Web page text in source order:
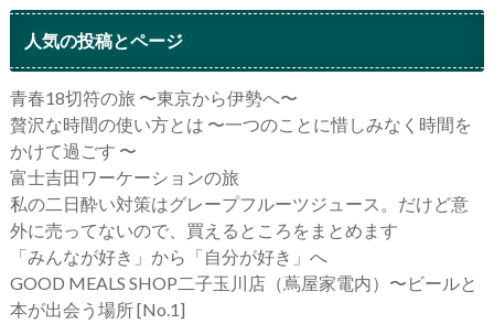
人気の投稿とページ
青春18切符の旅 〜東京から伊勢へ〜
贅沢な時間の使い方とは 〜一つのことに惜しみなく時間を
かけて過ごす 〜
富士吉田ワーケーションの旅
私の二日酔い対策はグレープフルーツジュース。だけど意
外に売ってないので、買えるところをまとめます
「みんなが好き」から「自分が好き」へ
GOOD MEALS SHOP二子玉川店（蔦屋家電内）〜ビールと
本が出会う場所 [No.1]